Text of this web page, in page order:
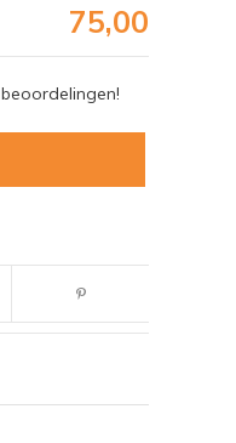
75,00
beoordelingen!